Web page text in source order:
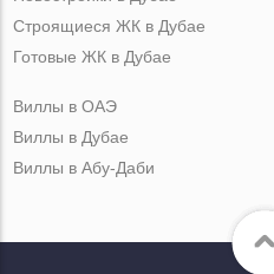
Строящиеся ЖК в Дубае
Готовые ЖК в Дубае
Виллы в ОАЭ
Виллы в Дубае
Виллы в Абу-Даби